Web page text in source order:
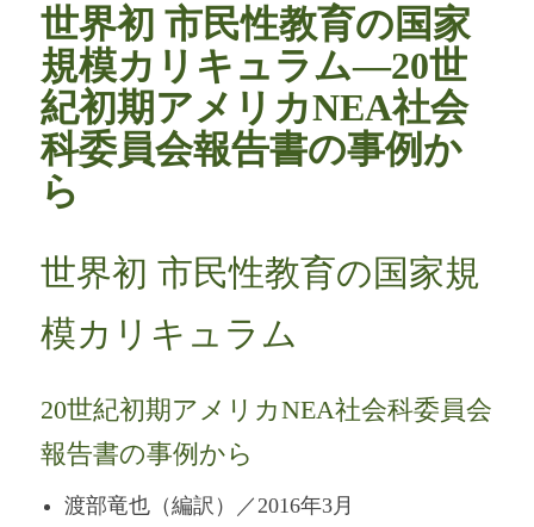
世界初 市民性教育の国家
規模カリキュラム―20世
紀初期アメリカNEA社会
科委員会報告書の事例か
ら
世界初 市民性教育の国家規
模カリキュラム
20世紀初期アメリカNEA社会科委員会
報告書の事例から
渡部竜也（編訳）／2016年3月